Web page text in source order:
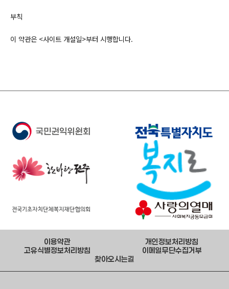
부칙
이 약관은 <사이트 개설일>부터 시행합니다.
이용약관
개인정보처리방침
고유식별정보처리방침
이메일무단수집거부
찾아오시는길